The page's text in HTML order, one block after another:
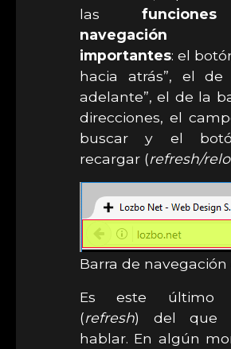
las
navegación
importantes: el
hacia atrás”, el de
adelante”, el de la
direcciones, el
buscar y el
recargar (refresh/
Barra de
Es este último
(refresh) del que
hablar. En algún